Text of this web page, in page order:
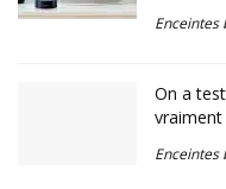
Enceintes
On a
vraiment
Enceintes